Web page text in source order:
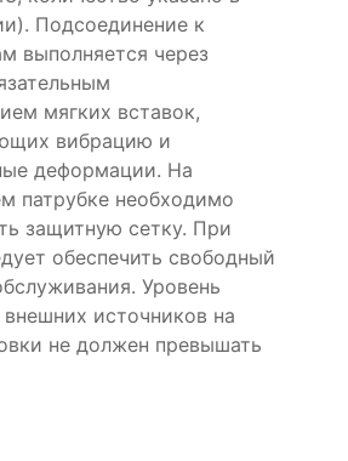
Подсоединение к
выполняется через
мягких вставок,
вибрацию и
деформации. На
патрубке необходимо
защитную сетку. При
обеспечить свободный
Уровень
источников на
не должен превышать